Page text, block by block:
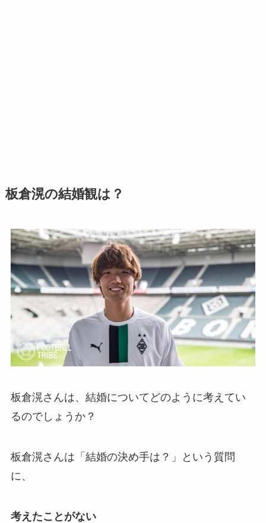
板倉滉の結婚観は？
板倉滉さんは、結婚についてどのように考えてい
るのでしょうか？
板倉滉さんは「結婚の決め手は？」という質問
に、
考えたことがない